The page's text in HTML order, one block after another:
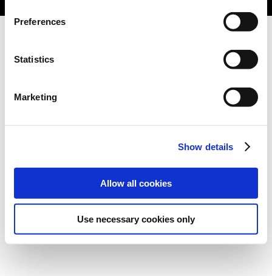
Preferences
Statistics
Marketing
Show details
Allow all cookies
Use necessary cookies only